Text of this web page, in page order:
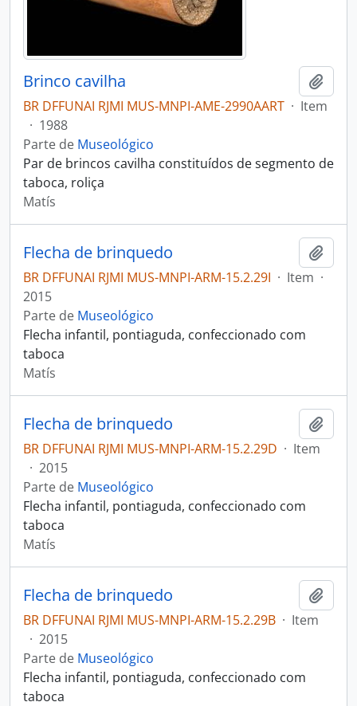
Brinco cavilha
BR DFFUNAI RJMI MUS-MNPI-AME-2990AART · Item
· 1988
Parte de Museológico
Par de brincos cavilha constituídos de segmento de
taboca, roliça
Matís
Flecha de brinquedo
BR DFFUNAI RJMI MUS-MNPI-ARM-15.2.29I · Item ·
2015
Parte de Museológico
Flecha infantil, pontiaguda, confeccionado com
taboca
Matís
Flecha de brinquedo
BR DFFUNAI RJMI MUS-MNPI-ARM-15.2.29D · Item
· 2015
Parte de Museológico
Flecha infantil, pontiaguda, confeccionado com
taboca
Matís
Flecha de brinquedo
BR DFFUNAI RJMI MUS-MNPI-ARM-15.2.29B · Item
· 2015
Parte de Museológico
Flecha infantil, pontiaguda, confeccionado com
taboca